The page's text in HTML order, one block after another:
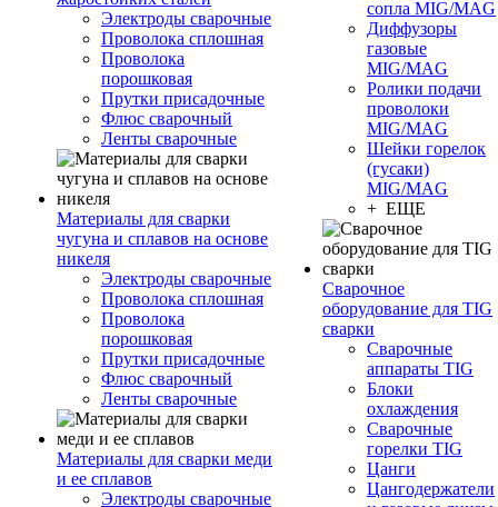
Электроды сварочные
Проволока сплошная
Проволока
порошковая
Прутки присадочные
Флюс сварочный
Ленты сварочные
Материалы для сварки
чугуна и сплавов на основе
никеля
Электроды сварочные
Проволока сплошная
Проволока
порошковая
Прутки присадочные
Флюс сварочный
Ленты сварочные
Материалы для сварки меди
и ее сплавов
Электроды сварочные
сопла MIG/MAG
Диффузоры
газовые
MIG/MAG
Ролики подачи
проволоки
MIG/MAG
Шейки горелок
(гусаки)
MIG/MAG
+ ЕЩЕ
Сварочное
оборудование для TIG
сварки
Сварочные
аппараты TIG
Блоки
охлаждения
Сварочные
горелки TIG
Цанги
Цангодержатели